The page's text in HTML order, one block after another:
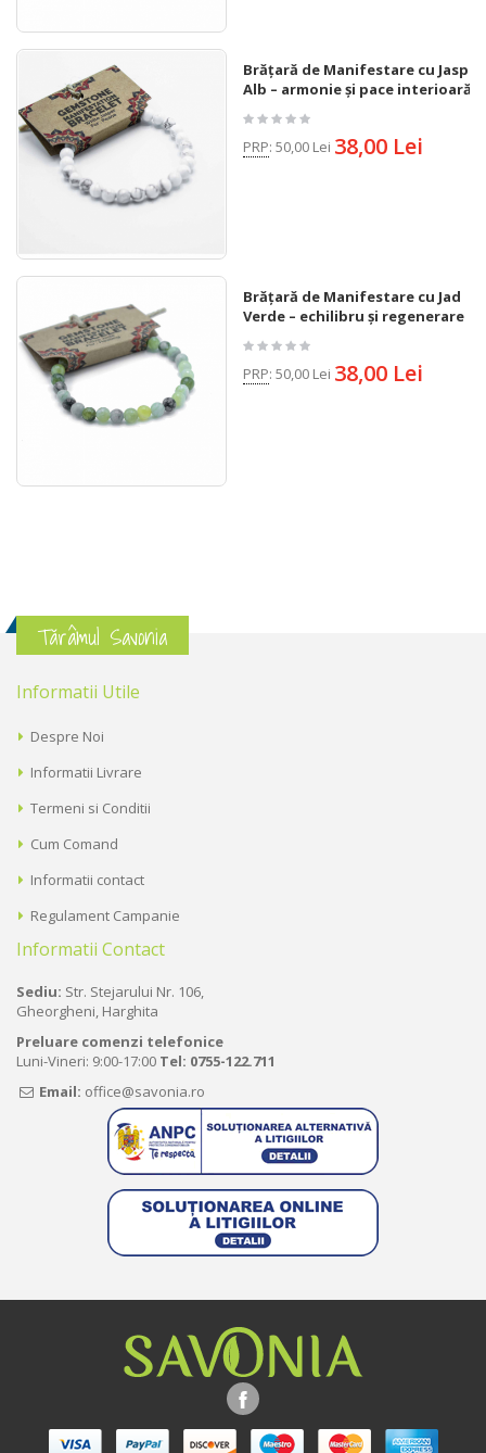
Brățară de Manifestare cu Jasp
Alb – armonie și pace interioară
PRP: 50,00 Lei 38,00 Lei
Brățară de Manifestare cu Jad
Verde – echilibru și regenerare
PRP: 50,00 Lei 38,00 Lei
Tărâmul Savonia
Informatii Utile
Despre Noi
Informatii Livrare
Termeni si Conditii
Cum Comand
Informatii contact
Regulament Campanie
Informatii Contact
Sediu: Str. Stejarului Nr. 106,
Gheorgheni, Harghita
Preluare comenzi telefonice
Luni-Vineri: 9:00-17:00 Tel: 0755-122.711
Email: office@savonia.ro